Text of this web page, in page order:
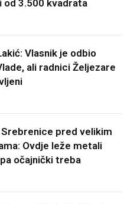
od 3.500 kvadrata
Vlasnik je odbio
ali radnici Željezare
pred velikim
Ovdje leže metali
očajnički treba